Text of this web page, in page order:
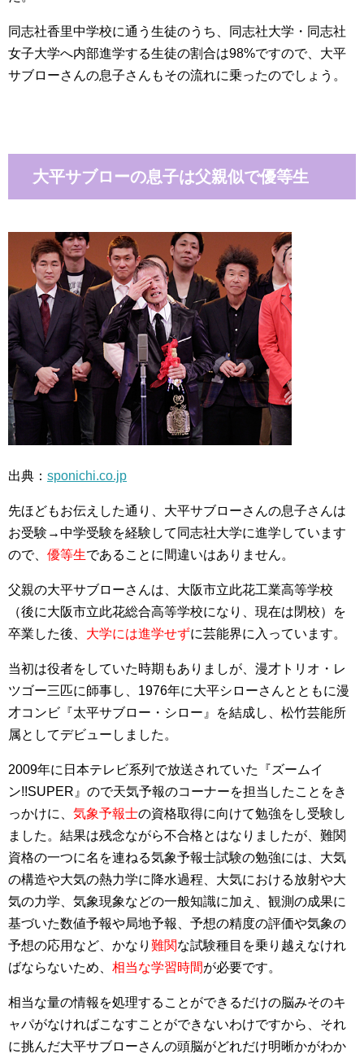
同志社香里中学校に通う生徒のうち、同志社大学・同志社
女子大学へ内部進学する生徒の割合は98%ですので、大平
サブローさんの息子さんもその流れに乗ったのでしょう。
大平サブローの息子は父親似で優等生
出典： sponichi.co.jp
先ほどもお伝えした通り、大平サブローさんの息子さんは
お受験→中学受験を経験して同志社大学に進学しています
ので、 優等生であることに間違いはありません。
父親の大平サブローさんは、大阪市立此花工業高等学校
（後に大阪市立此花総合高等学校になり、現在は閉校）を
卒業した後、 大学には進学せずに芸能界に入っています。
当初は役者をしていた時期もありましが、漫才トリオ・レ
ツゴー三匹に師事し、1976年に大平シローさんとともに漫
才コンビ『太平サブロー・シロー』を結成し、松竹芸能所
属としてデビューしました。
2009年に日本テレビ系列で放送されていた『ズームイ
ン!!SUPER』ので天気予報のコーナーを担当したことをき
っかけに、 気象予報士の資格取得に向けて勉強をし受験し
ました。結果は残念ながら不合格とはなりましたが、難関
資格の一つに名を連ねる気象予報士試験の勉強には、大気
の構造や大気の熱力学に降水過程、大気における放射や大
気の力学、気象現象などの一般知識に加え、観測の成果に
基づいた数値予報や局地予報、予想の精度の評価や気象の
予想の応用など、かなり 難関な試験種目を乗り越えなけれ
ばならないため、 相当な学習時間が必要です。
相当な量の情報を処理することができるだけの脳みそのキ
ャパがなければこなすことができないわけですから、それ
に挑んだ大平サブローさんの頭脳がどれだけ明晰かがわか